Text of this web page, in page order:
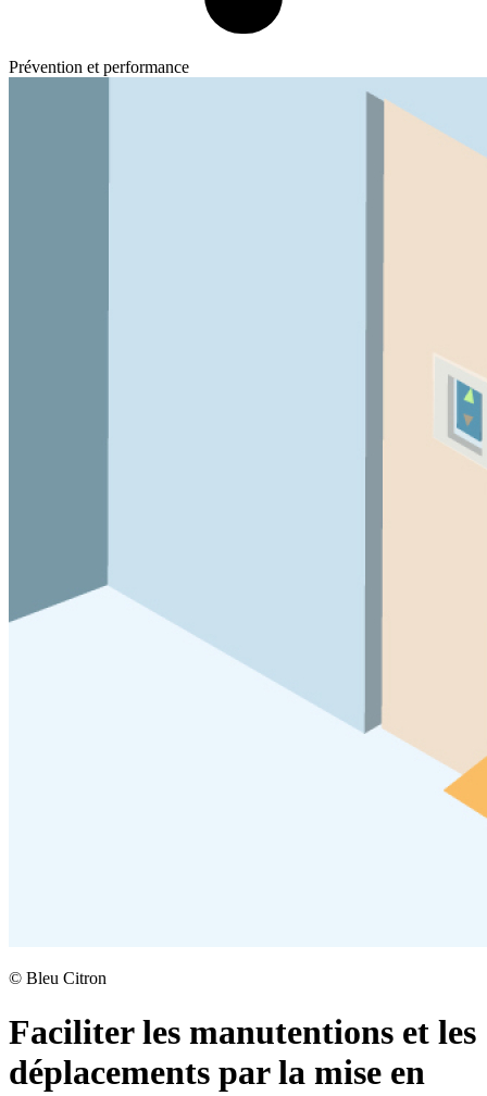
Prévention et performance
© Bleu Citron
Faciliter les manutentions et les
déplacements par la mise en